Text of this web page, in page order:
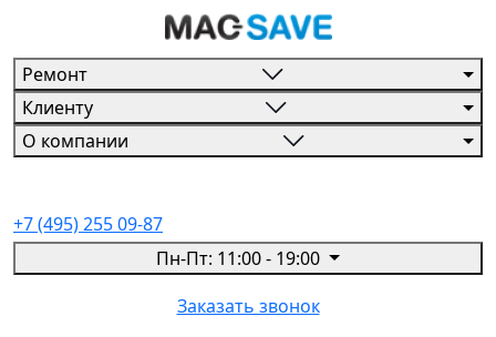
Ремонт
Клиенту
О компании
+7 (495) 255 09-87
Пн-Пт: 11:00 - 19:00
Заказать звонок